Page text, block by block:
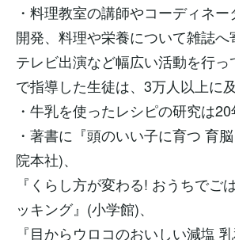
・料理教室の講師やコーディネ
開発、料理や栄養について雑誌へ
テレビ出演など幅広い活動を行っ
で指導した生徒は、3万人以上に及
・牛乳を使ったレシピの研究は20
・著書に『頭のいい子に育つ 育
院本社)、
『くらし方が変わる! おうちでご
ッキング』(小学館)、
『目からウロコのおいしい減塩